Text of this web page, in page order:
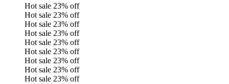
Hot sale 23% off
Hot sale 23% off
Hot sale 23% off
Hot sale 23% off
Hot sale 23% off
Hot sale 23% off
Hot sale 23% off
Hot sale 23% off
Hot sale 23% off